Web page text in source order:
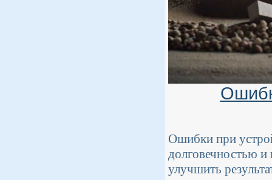
Ошибки при
долговечностью и
улучшить